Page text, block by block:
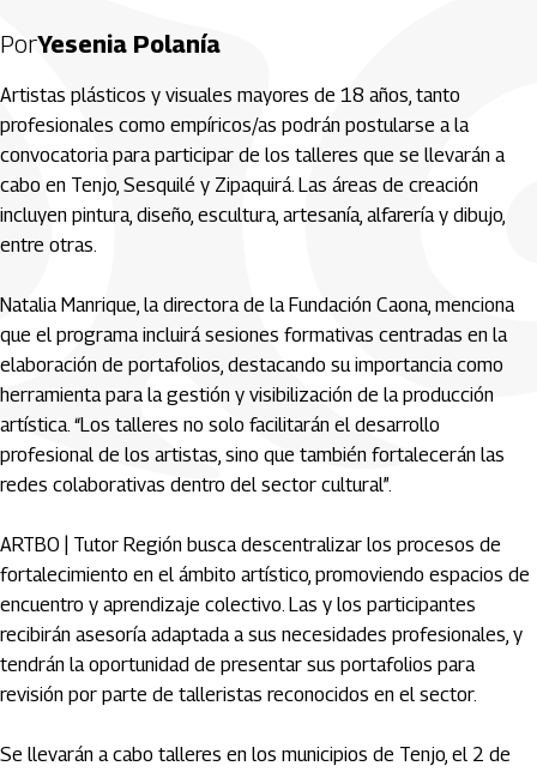
PorYesenia Polanía
Artistas plásticos y visuales mayores de 18 años, tanto
profesionales como empíricos/as podrán postularse a la
convocatoria para participar de los talleres que se llevarán a
cabo en Tenjo, Sesquilé y Zipaquirá. Las áreas de creación
incluyen pintura, diseño, escultura, artesanía, alfarería y dibujo,
entre otras.
Natalia Manrique, la directora de la Fundación Caona, menciona
que el programa incluirá sesiones formativas centradas en la
elaboración de portafolios, destacando su importancia como
herramienta para la gestión y visibilización de la producción
artística. “Los talleres no solo facilitarán el desarrollo
profesional de los artistas, sino que también fortalecerán las
redes colaborativas dentro del sector cultural”.
ARTBO | Tutor Región busca descentralizar los procesos de
fortalecimiento en el ámbito artístico, promoviendo espacios de
encuentro y aprendizaje colectivo. Las y los participantes
recibirán asesoría adaptada a sus necesidades profesionales, y
tendrán la oportunidad de presentar sus portafolios para
revisión por parte de talleristas reconocidos en el sector.
Se llevarán a cabo talleres en los municipios de Tenjo, el 2 de